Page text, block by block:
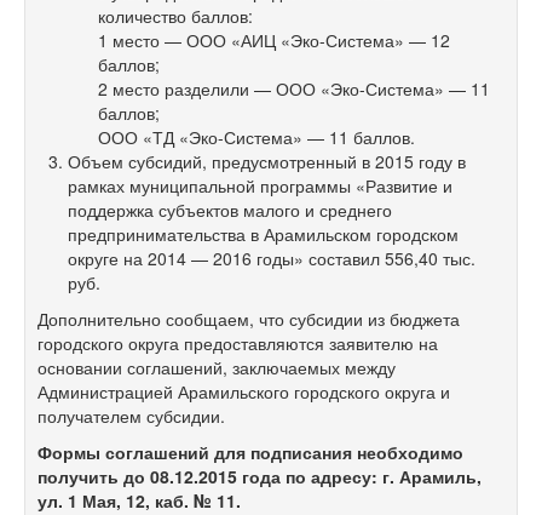
количество баллов:
1 место — ООО «АИЦ «Эко-Система» — 12
баллов;
2 место разделили — ООО «Эко-Система» — 11
баллов;
ООО «ТД «Эко-Система» — 11 баллов.
Объем субсидий, предусмотренный в 2015 году в
рамках муниципальной программы «Развитие и
поддержка субъектов малого и среднего
предпринимательства в Арамильском городском
округе на 2014 — 2016 годы» составил 556,40 тыс.
руб.
Дополнительно сообщаем, что субсидии из бюджета
городского округа предоставляются заявителю на
основании соглашений, заключаемых между
Администрацией Арамильского городского округа и
получателем субсидии.
Формы соглашений для подписания необходимо
получить до 08.12.2015 года по адресу: г. Арамиль,
ул. 1 Мая, 12, каб. № 11.